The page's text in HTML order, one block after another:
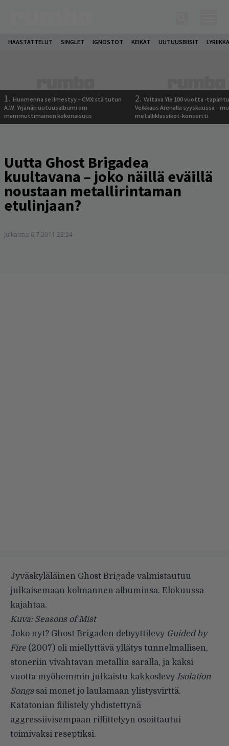
HAASTATTELUT SINGLET IGNOSTOT KEIKAT UUTUUSBIISIT
1. Huomenna se ilmestyy – CMX:stä tutun
A.W. Yrjänän uutuusalbumi om
mammuttimainen kokonaisuus
2. Valtava Yle 100 vuotta -
Veikkaus Arenalla syyskuussa –
metalliklassikot-konsertti
Uutta Ghost Brigadea
kuultavana – joko näillä eväillä
noustaan metallirintaman
etulinjaan?
Julkaistu: 6.7.2011 23:24
Jyväskyläläinen Ghost Brigade valmistautuu
julkaisemaan kolmannen albuminsa. Elokuussa
kajahtaa.
Kuva: Seasons of Mist
Joko nyt? Ghost Brigaden debyyttilevy Guided by
Fire(2007) oli miellyttävä yllätys tunnelmallisen,
stoneriin vivahtavan metallin saralla, ja kaksi
vuotta myöhemmin julkaistu kakkoslevy Isolation
Songssai monet jo laulamaan ylistysvirttä.
Katatonian fiilistely yhdistettynä
aggressiivisempaan riffittelyyn osoittautui
toimivaksi reseptiksi.